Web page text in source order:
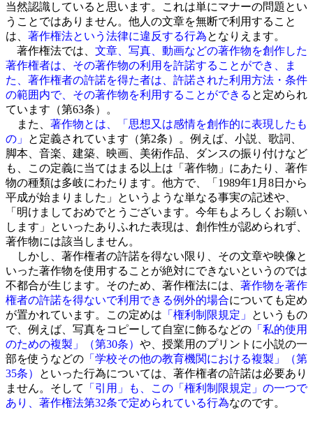
当然認識していると思います。これは単にマナーの問題とい
うことではありません。他人の文章を無断で利用すること
は、 著作権法という法律に違反する行為となりえます。
著作権法では、 文章、写真、動画などの著作物を創作した
著作権者は、その著作物の利用を許諾することができ、ま
た、著作権者の許諾を得た者は、許諾された利用方法・条件
の範囲内で、その著作物を利用することができる と定められ
ています（第63条）。
また、 著作物とは、「思想又は感情を創作的に表現したも
の」
と定義されています（第2条）。例えば、小説、歌詞、
脚本、音楽、建築、映画、美術作品、ダンスの振り付けなど
も、この定義に当てはまる以上は「著作物」にあたり、著作
物の種類は多岐にわたります。他方で、「1989年1月8日から
平成が始まりました」というような単なる事実の記述や、
「明けましておめでとうございます。今年もよろしくお願い
します」といったありふれた表現は、創作性が認められず、
著作物には該当しません。
しかし、著作権者の許諾を得ない限り、その文章や映像と
いった著作物を使用することが絶対にできないというのでは
不都合が生じます。そのため、著作権法には、 著作物を著作
権者の許諾を得ないで利用できる例外的場合についても定め
が置かれています。この定めは 「権利制限規定」
というもの
で、例えば、写真をコピーして自室に飾るなどの 「私的使用
のための複製」（第30条） や、授業用のプリントに小説の一
部を使うなどの 「学校その他の教育機関における複製」（第
35条）
といった行為については、著作権者の許諾は必要あり
ません。そして
「引用」も、この「権利制限規定」の一つで
あり、著作権法第32条で定められている行為なのです。